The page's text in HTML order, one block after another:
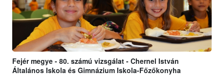
Fejér megye - 80. számú vizsgálat - Chernel István
Általános Iskola és Gimnázium Iskola-Főzőkonyha